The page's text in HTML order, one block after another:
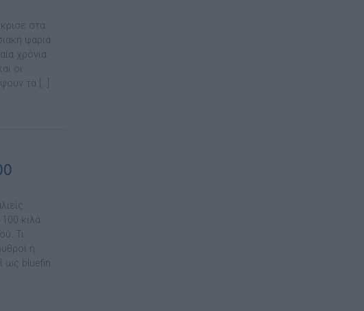
στα
ψαριά
χρόνια
οι
τα […]
κιλά.
Τι
ή
ως bluefin